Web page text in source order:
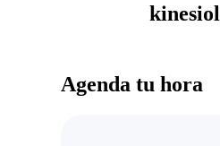
Agenda tu hora